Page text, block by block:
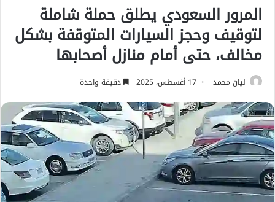
المرور السعودي يطلق حملة شاملة
لتوقيف وحجز السيارات المتوقفة بشكل
مخالف، حتى أمام منازل أصحابها
ليان محمد 17 أغسطس، 2025 دقيقة واحدة